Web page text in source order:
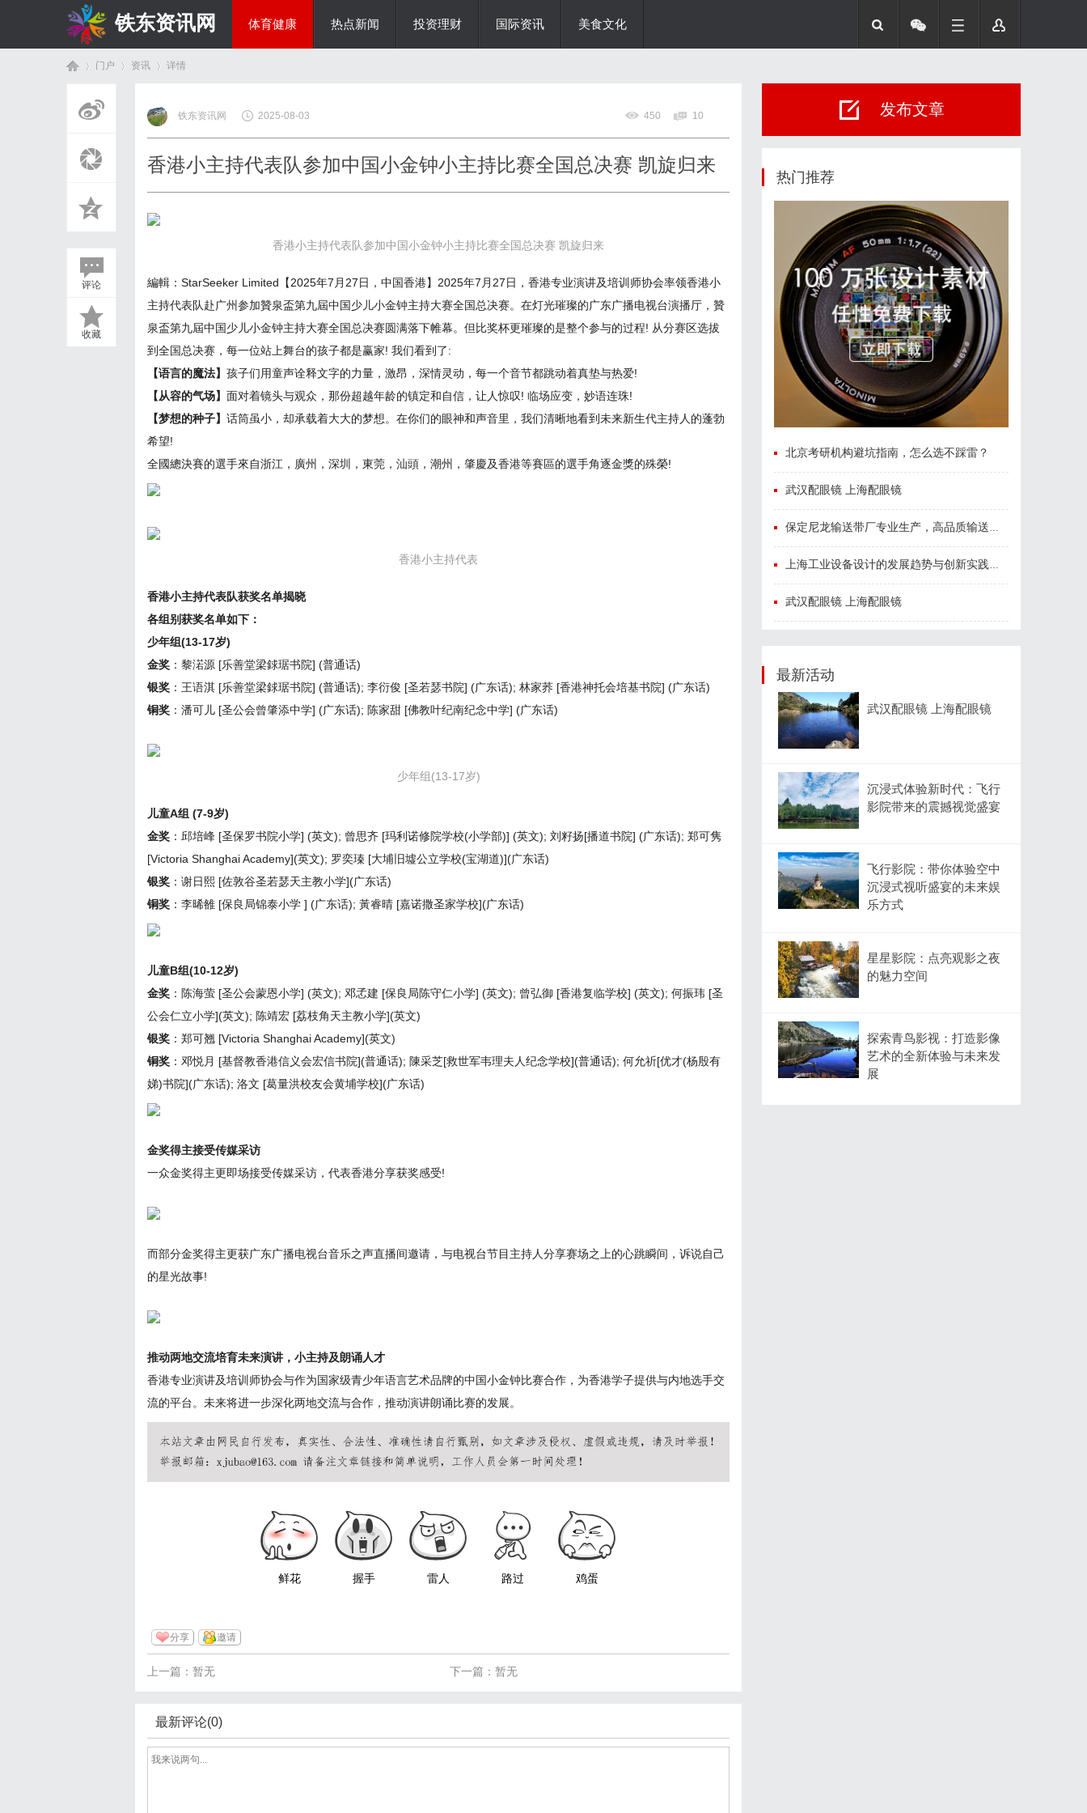
铁东资讯网 体育健康 热点新闻 投资理财 国际资讯 美食文化
门户 资讯
›
详情
评论
收藏
铁东资讯网 2025-08-03 450 10
香港小主持代表队参加中国小金钟小主持比赛全国总决赛 凯旋归来
香港小主持代表队参加中国小金钟小主持比赛全国总决赛 凯旋归来
編輯：StarSeeker Limited【2025年7月27日，中国香港】2025年7月27日，香港专业演讲及培训师协会率领香港小
主持代表队赴广州参加贊泉盃第九屆中国少儿小金钟主持大赛全国总决赛。在灯光璀璨的广东广播电视台演播厅，贊
泉盃第九屆中国少儿小金钟主持大赛全国总决赛圆满落下帷幕。但比奖杯更璀璨的是整个参与的过程! 从分赛区选拔
到全国总决赛，每一位站上舞台的孩子都是赢家! 我们看到了:
【语言的魔法】 孩子们用童声诠释文字的力量，激昂，深情灵动，每一个音节都跳动着真垫与热爱!
【从容的气场】 面对着镜头与观众，那份超越年龄的镇定和自信，让人惊叹! 临场应变，妙语连珠!
【梦想的种子】 话筒虽小，却承载着大大的梦想。在你们的眼神和声音里，我们清晰地看到未来新生代主持人的蓬勃
希望!
全國總決賽的選手來自浙江，廣州，深圳，東莞，汕頭，潮州，肇慶及香港等賽區的選手角逐金獎的殊榮!
香港小主持代表
香港小主持代表队获奖名单揭晓
各组别获奖名单如下：
少年组(13-17岁)
金奖 ：黎渃源 [乐善堂梁銶琚书院] (普通话)
银奖 ：王语淇 [乐善堂梁銶琚书院] (普通话); 李衍俊 [圣若瑟书院] (广东话); 林家荞 [香港神托会培基书院] (广东话)
铜奖 ：潘可儿 [圣公会曾肇添中学] (广东话); 陈家甜 [佛教叶纪南纪念中学] (广东话)
少年组(13-17岁)
儿童A组 (7-9岁)
金奖 ：邱培峰 [圣保罗书院小学] (英文); 曾思齐 [玛利诺修院学校(小学部)] (英文); 刘籽扬[播道书院] (广东话); 郑可隽
[Victoria Shanghai Academy](英文); 罗奕瑧 [大埔旧墟公立学校(宝湖道)](广东话)
银奖 ：谢日熙 [佐敦谷圣若瑟天主教小学](广东话)
铜奖 ：李晞雒 [保良局锦泰小学 ] (广东话); 黃睿晴 [嘉诺撒圣家学校](广东话)
儿童B组(10-12岁)
金奖 ：陈海萤 [圣公会蒙恩小学] (英文); 邓孞建 [保良局陈守仁小学] (英文); 曾弘御 [香港复临学校] (英文); 何振玮 [圣
公会仁立小学](英文); 陈靖宏 [荔枝角天主教小学](英文)
银奖 ：郑可翘 [Victoria Shanghai Academy](英文)
铜奖 ：邓悦月 [基督教香港信义会宏信书院](普通话); 陳采芝[救世军韦理夫人纪念学校](普通话); 何允祈[优才(杨殷有
娣)书院](广东话); 洛文 [葛量洪校友会黄埔学校](广东话)
金奖得主接受传媒采访
一众金奖得主更即场接受传媒采访，代表香港分享获奖感受!
而部分金奖得主更获广东广播电视台音乐之声直播间邀请，与电视台节目主持人分享赛场之上的心跳瞬间，诉说自己
的星光故事!
推动两地交流培育未来演讲，小主持及朗诵人才
香港专业演讲及培训师协会与作为国家级青少年语言艺术品牌的中国小金钟比赛合作，为香港学子提供与内地选手交
流的平台。未来将进一步深化两地交流与合作，推动演讲朗诵比赛的发展。
鲜花 握手 雷人 路过 鸡蛋
分享 邀请
下一篇：暂无
上一篇：暂无
最新评论(0)
发布文章
热门推荐
北京考研机构避坑指南，怎么选不踩雷？
武汉配眼镜 上海配眼镜
保定尼龙输送带厂专业生产，高品质输送解决方案
上海工业设备设计的发展趋势与创新实践探索
武汉配眼镜 上海配眼镜
最新活动
武汉配眼镜 上海配眼镜
沉浸式体验新时代：飞行
影院带来的震撼视觉盛宴
飞行影院：带你体验空中
沉浸式视听盛宴的未来娱
乐方式
星星影院：点亮观影之夜
的魅力空间
探索青鸟影视：打造影像
艺术的全新体验与未来发
展